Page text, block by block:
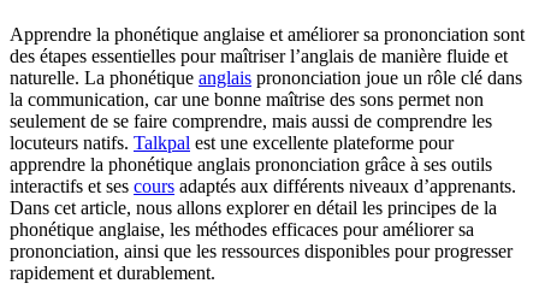
Apprendre la phonétique anglaise et améliorer sa prononciation sont
des étapes essentielles pour maîtriser l’anglais de manière fluide et
naturelle. La phonétique anglais prononciation joue un rôle clé dans
la communication, car une bonne maîtrise des sons permet non
seulement de se faire comprendre, mais aussi de comprendre les
locuteurs natifs. Talkpal est une excellente plateforme pour
apprendre la phonétique anglais prononciation grâce à ses outils
interactifs et ses cours adaptés aux différents niveaux d’apprenants.
Dans cet article, nous allons explorer en détail les principes de la
phonétique anglaise, les méthodes efficaces pour améliorer sa
prononciation, ainsi que les ressources disponibles pour progresser
rapidement et durablement.